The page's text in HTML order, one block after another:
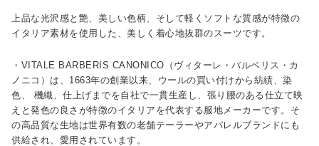
上品な光沢感と艶、美しい色柄、そして軽くソフトな質感が特徴の
イタリア素材を使用した、美しく着心地抜群のスーツです。
・VITALE BARBERIS CANONICO（ヴィターレ・バルベリス・カ
ノニコ）は、1663年の創業以来、ウールの買い付けから紡績、染
色、 機織、仕上げまでを自社で一貫生産し、張り腰のある仕立て映
えと発色の良さが特徴のイタリアを代表する服地メーカーです。そ
の高品質な生地は世界有数の老舗テーラーやアパレルブランドにも
供給され、愛用されています。